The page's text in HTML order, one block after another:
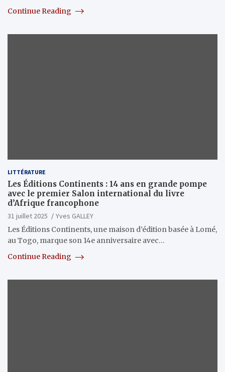
Continue Reading
LITTÉRATURE
Les Éditions Continents : 14 ans en grande pompe
avec le premier Salon international du livre
d’Afrique francophone
31 juillet 2025
Yves GALLEY
Les Éditions Continents, une maison d’édition basée à Lomé,
au Togo, marque son 14e anniversaire avec…
Continue Reading